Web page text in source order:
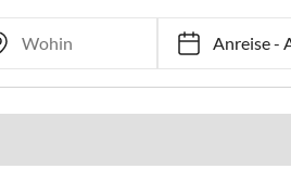
Anreise-